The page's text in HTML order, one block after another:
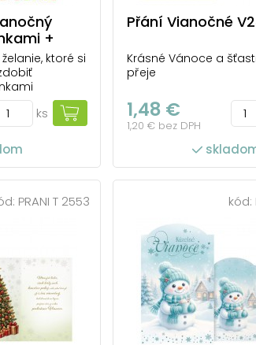
+
ktoré si
textu Set
motívy
set
3 rokov.
ks
Přání Vianočné
Krásné Vánoce a
přeje
1,48 €
1,20 € bez DPH
PRANI T 2553 kód: